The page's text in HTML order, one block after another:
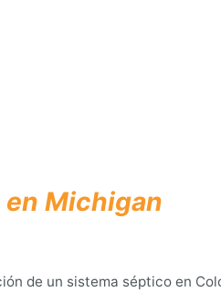
en Michigan
de un sistema séptico en